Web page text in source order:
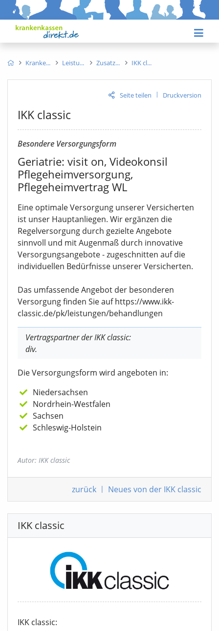
Kranke Leistu Zusatz IKK cl
Seite teilen | Druckversion
IKK classic
Besondere Versorgungsform
Geriatrie: visit on, Videokonsil
Pflegeheimversorgung,
Pflegeheimvertrag WL
Eine optimale Versorgung unserer Versicherten
ist unser Hauptanliegen. Wir ergänzen die
Regelversorgung durch gezielte Angebote
sinnvoll und mit Augenmaß durch innovative
Versorgungsangebote - zugeschnitten auf die
individuellen Bedürfnisse unserer Versicherten.
Das umfassende Angebot der besonderen
Versorgung finden Sie auf https://www.ikk-
classic.de/pk/leistungen/behandlungen
Vertragspartner der IKK classic:
div.
Die Versorgungsform wird angeboten in:
Niedersachsen
Nordrhein-Westfalen
Sachsen
Schleswig-Holstein
Autor: IKK classic
zurück | Neues von der IKK classic
IKK classic
IKK classic: